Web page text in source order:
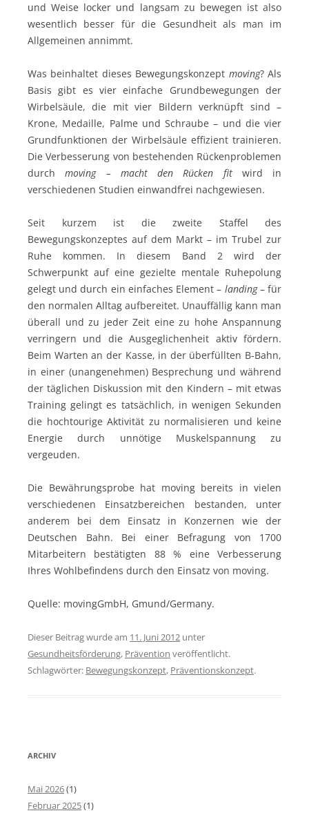
und Weise locker und langsam zu bewegen ist also
wesentlich besser für die Gesundheit als man im
Allgemeinen annimmt.
Was beinhaltet dieses Bewegungskonzept moving? Als
Basis gibt es vier einfache Grundbewegungen der
Wirbelsäule, die mit vier Bildern verknüpft sind –
Krone, Medaille, Palme und Schraube – und die vier
Grundfunktionen der Wirbelsäule effizient trainieren.
Die Verbesserung von bestehenden Rückenproblemen
durchmoving – macht den Rücken fitwird in
verschiedenen Studien einwandfrei nachgewiesen.
Seit kurzem ist die zweite Staffel des
Bewegungskonzeptes auf dem Markt – im Trubel zur
Ruhe kommen. In diesem Band 2 wird der
Schwerpunkt auf eine gezielte mentale Ruhepolung
gelegt und durch ein einfaches Element – landing– für
den normalen Alltag aufbereitet. Unauffällig kann man
überall und zu jeder Zeit eine zu hohe Anspannung
verringern und die Ausgeglichenheit aktiv fördern.
Beim Warten an der Kasse, in der überfüllten B-Bahn,
in einer (unangenehmen) Besprechung und während
der täglichen Diskussion mit den Kindern – mit etwas
Training gelingt es tatsächlich, in wenigen Sekunden
die hochtourige Aktivität zu normalisieren und keine
Energie durch unnötige Muskelspannung zu
vergeuden.
Die Bewährungsprobe hat moving bereits in vielen
verschiedenen Einsatzbereichen bestanden, unter
anderem bei dem Einsatz in Konzernen wie der
Deutschen Bahn. Bei einer Befragung von 1700
Mitarbeitern bestätigten 88 % eine Verbesserung
Ihres Wohlbefindens durch den Einsatz von moving.
Quelle: movingGmbH, Gmund/Germany.
Dieser Beitrag wurde am 11. Juni 2012 unter
Gesundheitsförderung, Prävention veröffentlicht.
Schlagwörter: Bewegungskonzept, Präventionskonzept.
ARCHIV
Mai 2026(1)
Februar 2025(1)